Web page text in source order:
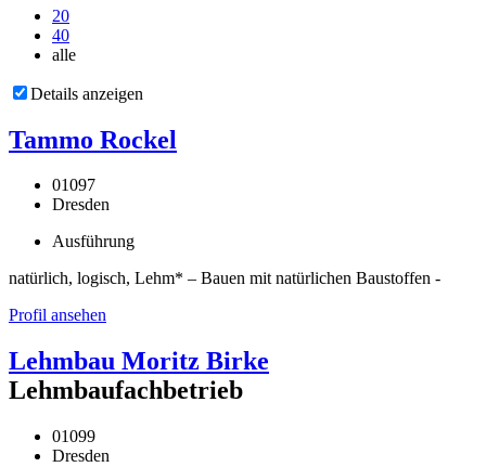
20
40
alle
Details anzeigen
Tammo Rockel
01097
Dresden
Ausführung
natürlich, logisch, Lehm* – Bauen mit natürlichen Baustoffen -
Profil ansehen
Lehmbau Moritz Birke
Lehmbaufachbetrieb
01099
Dresden